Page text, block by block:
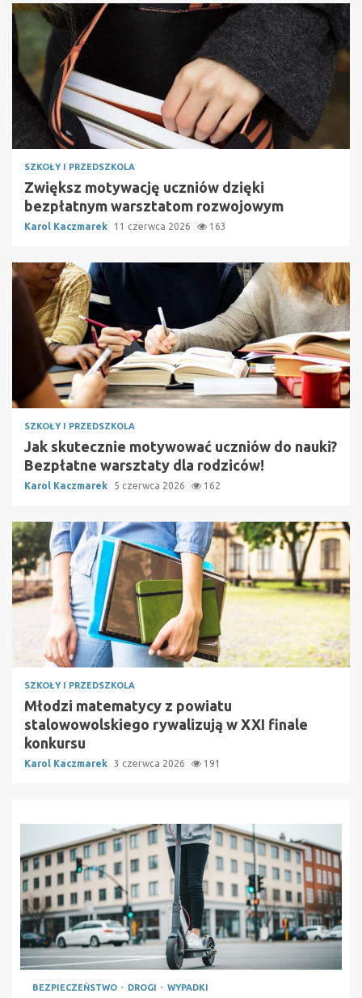
SZKOŁY I PRZEDSZKOLA
Zwiększ motywację uczniów dzięki
bezpłatnym warsztatom rozwojowym
Karol Kaczmarek 11 czerwca 2026 163
SZKOŁY I PRZEDSZKOLA
Jak skutecznie motywować uczniów do nauki?
Bezpłatne warsztaty dla rodziców!
Karol Kaczmarek 5 czerwca 2026 162
SZKOŁY I PRZEDSZKOLA
Młodzi matematycy z powiatu
stalowowolskiego rywalizują w XXI finale
konkursu
Karol Kaczmarek 3 czerwca 2026 191
BEZPIECZEŃSTWO DROGI WYPADKI